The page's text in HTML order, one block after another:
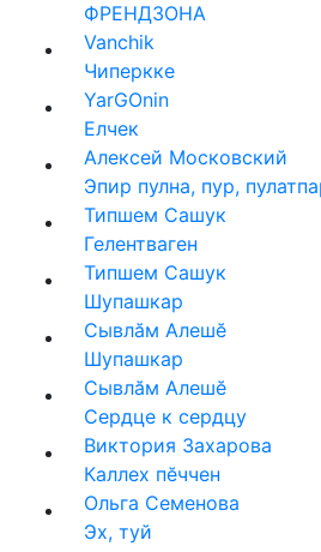
ФРЕНДЗОНА
Vanchik
Чиперкке
YarGOnin
Елчек
Алексей Московский
Эпир пулна, пур,
Типшем Сашук
Гелентваген
Типшем Сашук
Шупашкар
Сывлăм Алешĕ
Шупашкар
Сывлăм Алешĕ
Сердце к сердцу
Виктория Захарова
Каллех пĕччен
Ольга Семенова
Эх, туй